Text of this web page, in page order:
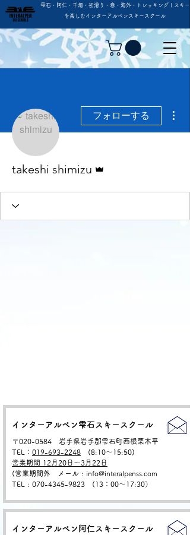
雫石・阿仁・千畑・初滑り・春・海外・トレッキング | スキー
を楽しむインターアルペンスキースクール
フォローする
takeshi shimizu
インターアルペン雫石スキースクール
〒020-0584 岩手県岩手郡雫石町西根栗木平
TEL： 019-693-2248 (8:10〜15:50)
営業期間 12月20日～3月22日
(営業期間外 メール : info@interalpenss.com
TEL
: 070-4345-9823 (13：00〜17:30）
インターアルペン阿仁スキースクール